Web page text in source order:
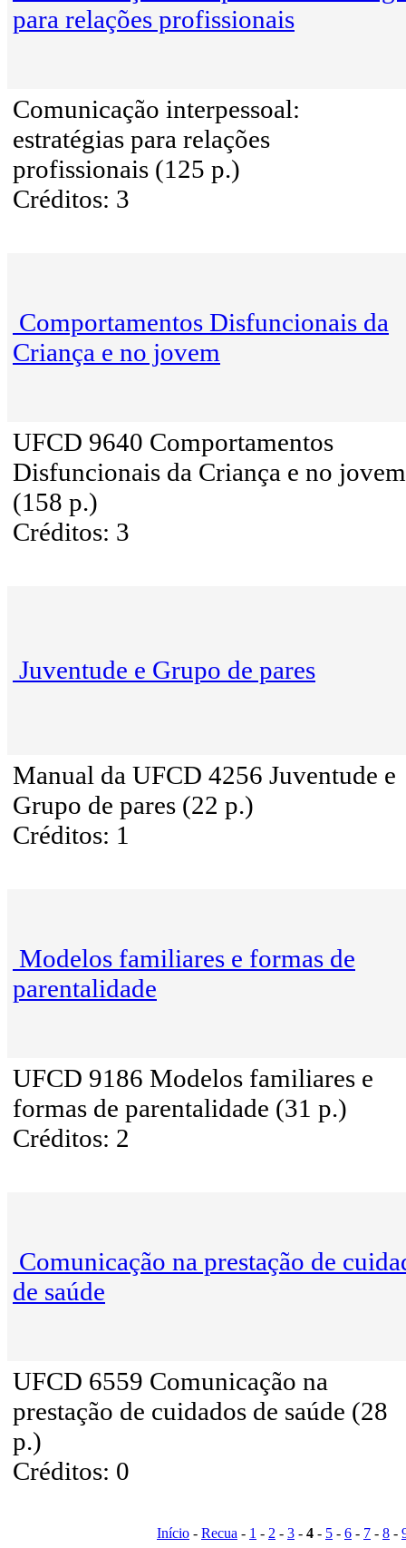
para relações profissionais
Comunicação interpessoal:
estratégias para relações
profissionais (125 p.)
Créditos: 3
Comportamentos Disfuncionais da
Criança e no jovem
UFCD 9640 Comportamentos
Disfuncionais da Criança e no jovem
(158 p.)
Créditos: 3
Juventude e Grupo de pares
Manual da UFCD 4256 Juventude e
Grupo de pares (22 p.)
Créditos: 1
Modelos familiares e formas de
parentalidade
UFCD 9186 Modelos familiares e
formas de parentalidade (31 p.)
Créditos: 2
Comunicação na prestação de
de saúde
UFCD 6559 Comunicação na
prestação de cuidados de saúde (28
p.)
Créditos: 0
Início - Recua - 1 - 2 - 3 - 4 - 5 - 6 - 7 - 8 -